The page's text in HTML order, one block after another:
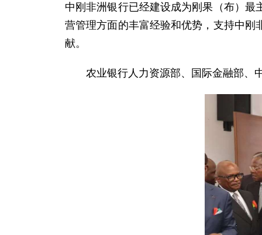
中刚非洲银行已经建设成为刚果（布）
营管理方面的丰富经验和优势，支持中
献。
农业银行人力资源部、国际金融部、